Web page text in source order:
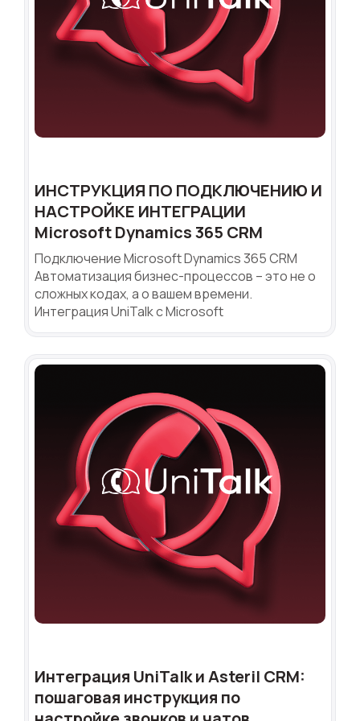
ИНСТРУКЦИЯ ПО ПОДКЛЮЧЕНИЮ И
НАСТРОЙКЕ ИНТЕГРАЦИИ
Microsoft Dynamics 365 CRM
Подключение Microsoft Dynamics 365 CRM
Автоматизация бизнес-процессов – это не о
сложных кодах, а о вашем времени.
Интеграция UniTalk с Microsoft
Интеграция UniTalk и Asteril CRM:
пошаговая инструкция по